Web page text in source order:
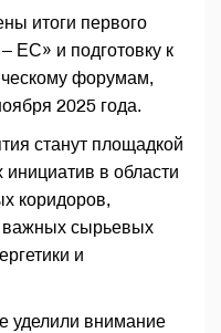
итоги первого
ЕС» и подготовку к
форумам,
2025 года.
станут площадкой
в области
коридоров,
важных сырьевых
и
уделили внимание